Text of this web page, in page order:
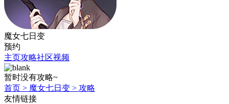
魔女七日变
预约
主页攻略社区视频
暂时没有攻略~
首页 > 魔女七日变 > 攻略
友情链接